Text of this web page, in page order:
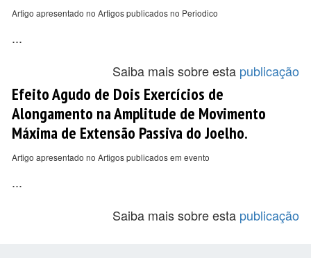
Artigo apresentado no Artigos publicados no Periodico
...
Saiba mais sobre esta publicação
Efeito Agudo de Dois Exercícios de
Alongamento na Amplitude de Movimento
Máxima de Extensão Passiva do Joelho.
Artigo apresentado no Artigos publicados em evento
...
Saiba mais sobre esta publicação